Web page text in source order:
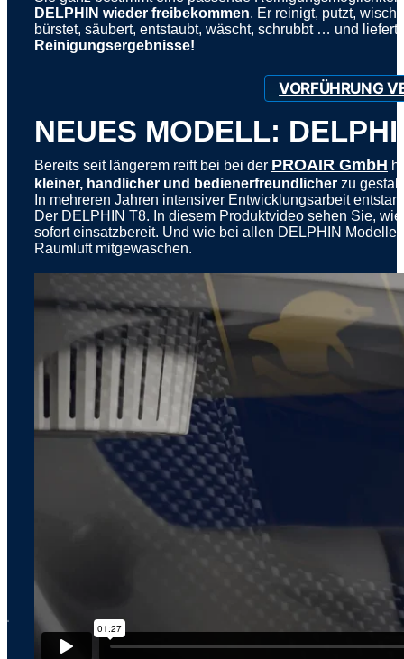
DELPHIN wieder freibekommen. Er reinigt, putzt,
bürstet, säubert, entstaubt, wäscht, schrubbt … und
Reinigungsergebnisse!
VORFÜHRUNG
NEUES MODELL:
Bereits seit längerem reift bei bei der PROAIR GmbH
kleiner, handlicher und bedienerfreundlicher zu
In mehreren Jahren intensiver Entwicklungsarbeit
Der DELPHIN T8. In diesem Produktvideo sehen Sie,
sofort einsatzbereit. Und wie bei allen DELPHIN
Raumluft mitgewaschen.
x
WELCHE VORTEILE